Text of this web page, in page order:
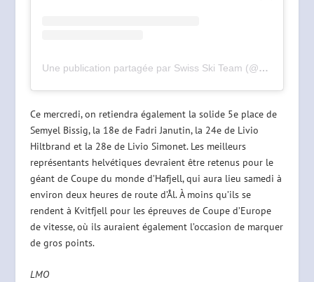
Une publication partagée par Swiss Ski Team (@swissskiteam)
Ce mercredi, on retiendra également la solide 5e place de
Semyel Bissig, la 18e de Fadri Janutin, la 24e de Livio
Hiltbrand et la 28e de Livio Simonet. Les meilleurs
représentants helvétiques devraient être retenus pour le
géant de Coupe du monde d’Hafjell, qui aura lieu samedi à
environ deux heures de route d’Ål. À moins qu’ils se
rendent à Kvitfjell pour les épreuves de Coupe d’Europe
de vitesse, où ils auraient également l’occasion de marquer
de gros points.
LMO